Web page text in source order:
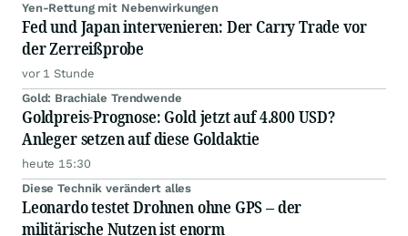
Yen-Rettung mit Nebenwirkungen
Fed und Japan intervenieren: Der Carry Trade vor
der Zerreißprobe
vor 1 Stunde
Gold: Brachiale Trendwende
Goldpreis-Prognose: Gold jetzt auf 4.800 USD?
Anleger setzen auf diese Goldaktie
heute 15:30
Diese Technik verändert alles
Leonardo testet Drohnen ohne GPS – der
militärische Nutzen ist enorm